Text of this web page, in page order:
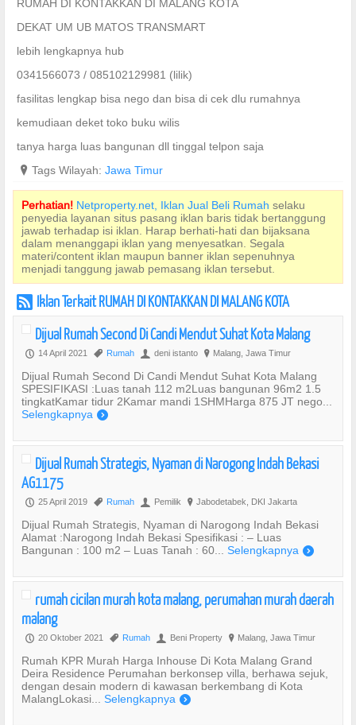
RUMAH DI KONTAKKAN DI MALANG KOTA
DEKAT UM UB MATOS TRANSMART
lebih lengkapnya hub
0341566073 / 085102129981 (lilik)
fasilitas lengkap bisa nego dan bisa di cek dlu rumahnya
kemudiaan deket toko buku wilis
tanya harga luas bangunan dll tinggal telpon saja
? Tags Wilayah: Jawa Timur
Perhatian! Netproperty.net, Iklan Jual Beli Rumah selaku
penyedia layanan situs pasang iklan baris tidak bertanggung
jawab terhadap isi iklan. Harap berhati-hati dan bijaksana
dalam menanggapi iklan yang menyesatkan. Segala
materi/content iklan maupun banner iklan sepenuhnya
menjadi tanggung jawab pemasang iklan tersebut.
r Iklan Terkait RUMAH DI KONTAKKAN DI MALANG KOTA
Dijual Rumah Second Di Candi Mendut Suhat Kota Malang
P 14 April 2021 , Rumah U deni istanto ? Malang, Jawa Timur
Dijual Rumah Second Di Candi Mendut Suhat Kota Malang
SPESIFIKASI :Luas tanah 112 m2Luas bangunan 96m2 1.5
tingkatKamar tidur 2Kamar mandi 1SHMHarga 875 JT nego...
Selengkapnya )
Dijual Rumah Strategis, Nyaman di Narogong Indah Bekasi
AG1175
P 25 April 2019 , Rumah U Pemilik ? Jabodetabek, DKI Jakarta
Dijual Rumah Strategis, Nyaman di Narogong Indah Bekasi
Alamat :Narogong Indah Bekasi Spesifikasi : – Luas
Bangunan : 100 m2 – Luas Tanah : 60... Selengkapnya )
rumah cicilan murah kota malang, perumahan murah daerah
malang
P 20 Oktober 2021 , Rumah U Beni Property ? Malang, Jawa Timur
Rumah KPR Murah Harga Inhouse Di Kota Malang Grand
Deira Residence Perumahan berkonsep villa, berhawa sejuk,
dengan desain modern di kawasan berkembang di Kota
MalangLokasi... Selengkapnya )